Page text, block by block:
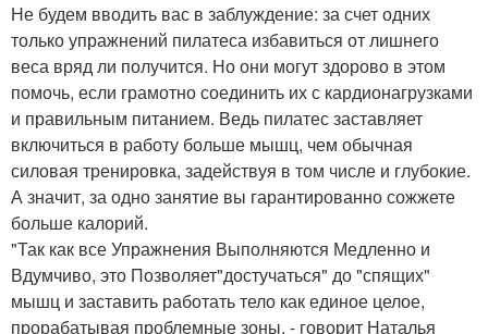
Не будем вводить вас в заблуждение: за счет одних
только упражнений пилатеса избавиться от лишнего
веса вряд ли получится. Но они могут здорово в этом
помочь, если грамотно соединить их с кардионагрузками
и правильным питанием. Ведь пилатес заставляет
включиться в работу больше мышц, чем обычная
силовая тренировка, задействуя в том числе и глубокие.
А значит, за одно занятие вы гарантированно сожжете
больше калорий.
"Так как все Упражнения Выполняются Медленно и
Вдумчиво, это Позволяет"достучаться" до "спящих"
мышц и заставить работать тело как единое целое,
прорабатывая проблемные зоны, - говорит Наталья